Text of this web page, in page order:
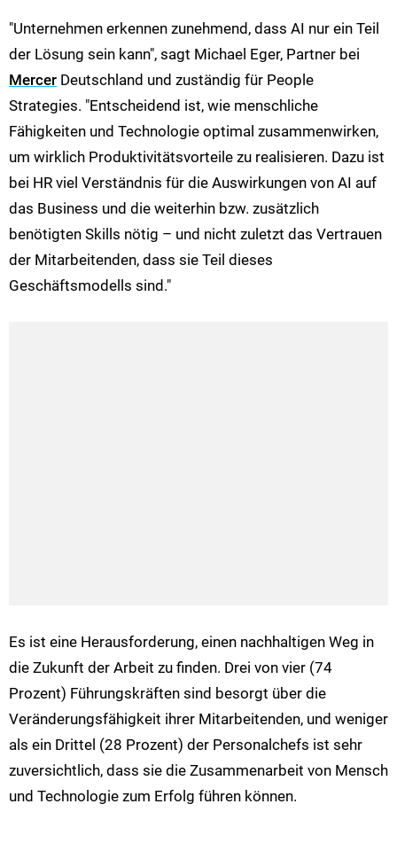
"Unternehmen erkennen zunehmend, dass AI nur ein Teil
der Lösung sein kann", sagt Michael Eger, Partner bei
Mercer Deutschland und zuständig für People
Strategies. "Entscheidend ist, wie menschliche
Fähigkeiten und Technologie optimal zusammenwirken,
um wirklich Produktivitätsvorteile zu realisieren. Dazu ist
bei HR viel Verständnis für die Auswirkungen von AI auf
das Business und die weiterhin bzw. zusätzlich
benötigten Skills nötig – und nicht zuletzt das Vertrauen
der Mitarbeitenden, dass sie Teil dieses
Geschäftsmodells sind."
Es ist eine Herausforderung, einen nachhaltigen Weg in
die Zukunft der Arbeit zu finden. Drei von vier (74
Prozent) Führungskräften sind besorgt über die
Veränderungsfähigkeit ihrer Mitarbeitenden, und weniger
als ein Drittel (28 Prozent) der Personalchefs ist sehr
zuversichtlich, dass sie die Zusammenarbeit von Mensch
und Technologie zum Erfolg führen können.